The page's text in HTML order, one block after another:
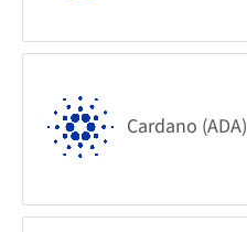
Cardano (ADA)